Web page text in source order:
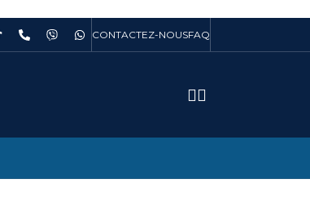
CONTACTEZ-NOUSFAQ